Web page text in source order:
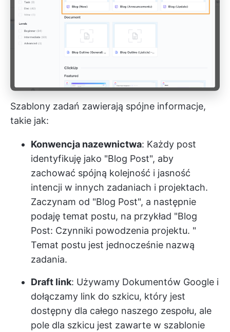
Szablony zadań zawierają spójne informacje,
takie jak:
Konwencja nazewnictwa: Każdy post
identyfikuję jako "Blog Post", aby
zachować spójną kolejność i jasność
intencji w innych zadaniach i projektach.
Zaczynam od "Blog Post", a następnie
podaję temat postu, na przykład "Blog
Post: Czynniki powodzenia projektu. "
Temat postu jest jednocześnie nazwą
zadania.
Draft link: Używamy Dokumentów Google i
dołączamy link do szkicu, który jest
dostępny dla całego naszego zespołu, ale
pole dla szkicu jest zawarte w szablonie